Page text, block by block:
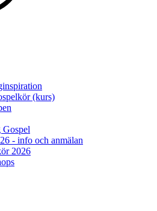
(kurs)
Gospel
- info och anmälan
2026